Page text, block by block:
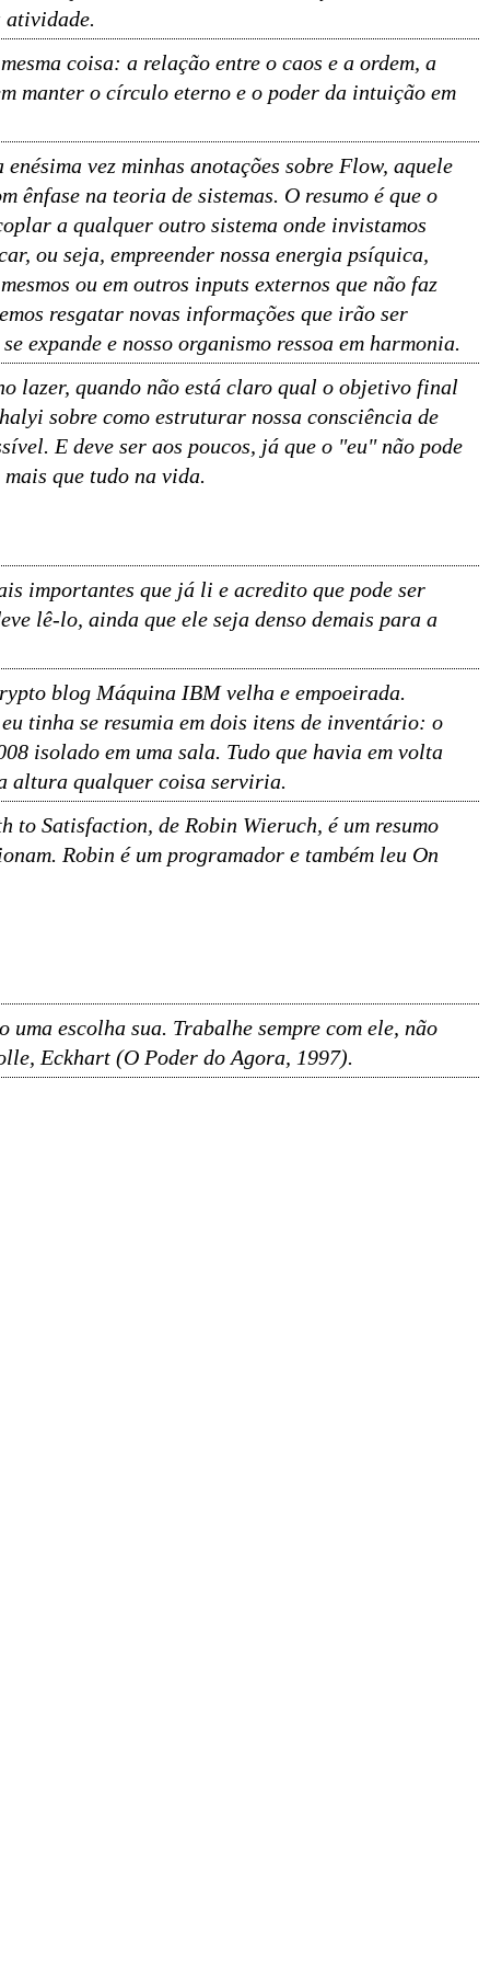
atividade.
coisa: a relação entre o caos e a ordem, a
manter o círculo eterno e o poder da intuição em
vez minhas anotações sobre Flow, aquele
ênfase na teoria de sistemas. O resumo é que o
a qualquer outro sistema onde invistamos
ou seja, empreender nossa energia psíquica,
ou em outros inputs externos que não faz
resgatar novas informações que irão ser
expande e nosso organismo ressoa em harmonia.
lazer, quando não está claro qual o objetivo final
sobre como estruturar nossa consciência de
E deve ser aos poucos, já que o "eu" não pode
que tudo na vida.
importantes que já li e acredito que pode ser
lê-lo, ainda que ele seja denso demais para a
blog Máquina IBM velha e empoeirada.
tinha se resumia em dois itens de inventário: o
isolado em uma sala. Tudo que havia em volta
altura qualquer coisa serviria.
Satisfaction, de Robin Wieruch, é um resumo
Robin é um programador e também leu On
escolha sua. Trabalhe sempre com ele, não
Eckhart (O Poder do Agora, 1997).